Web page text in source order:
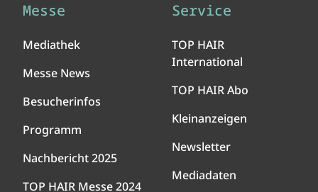
Messe
Mediathek
Messe News
Besucherinfos
Programm
Nachbericht 2025
TOP HAIR Messe 2024
Service
TOP HAIR
International
TOP HAIR Abo
Kleinanzeigen
Newsletter
Mediadaten